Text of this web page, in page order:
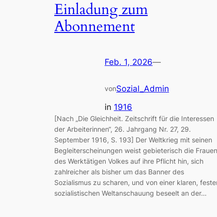
Einladung zum
Abonnement
Feb. 1, 2026—
vonSozial_Admin
in 1916
[Nach „Die Gleichheit. Zeitschrift für die Interessen
der Arbeiterinnen“, 26. Jahrgang Nr. 27, 29.
September 1916, S. 193] Der Weltkrieg mit seinen
Begleiterscheinungen weist gebieterisch die Frauen
des Werktätigen Volkes auf ihre Pflicht hin, sich
zahlreicher als bisher um das Banner des
Sozialismus zu scharen, und von einer klaren,
sozialistischen Weltanschauung beseelt an der…